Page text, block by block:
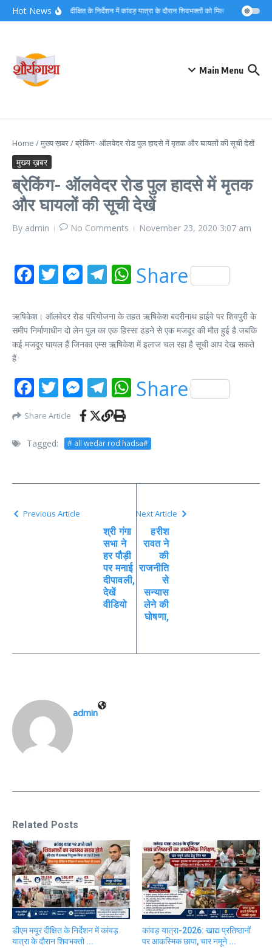
Skip to content
Hot Newsडीएम मयूर दीक्षित के निर्देशन में कांवड़ यात्रा के दौरान शिवभक्तों को मिल रहा त्वरित
Main Menu
Home /मुख्य ख़बर/ब्रेकिंग- ऑलवेदर रोड पुल हादसे में मृतक और घायलों की सूची देखें
मुख्य ख़बर
ब्रेकिंग- ऑलवेदर रोड पुल हादसे में मृतक
और घायलों की सूची देखें
By admin No Comments November 23, 2020 3:07 am
Facebook
Twitter
Messenger
Telegram
WhatsApp
Share
ऋषिकेश। ऑलवेदर रोड परियोजना के तहत ऋषिकेश बदरीनाथ हाईवे पर शिवपुरी के
समीप निर्माणाधीन दो लेन पुल का एक हिस्सा ढहने से एक मजदूर की मौत हुई है जबकि
कई मजदूर घायल हैं जिनका एम्स ऋषिकेश में इलाज चल रहा है सूची आप देख सकते
हैं
Facebook
Twitter
Messenger
Telegram
WhatsApp
Share
Share Article
Tagged: # all wedar rod hadsa#
Previous Article
श्री गंगा
सभा ने
हर पौड़ी
पर मनाई
दीपावली,
देखें
वीडियो
Next Article
हरीश
रावत ने
की
राजनीति
से
सन्यास
लेने की
घोषणा,
admin
Related Posts
डीएम मयूर दीक्षित के निर्देशन में कांवड़
यात्रा के दौरान शिवभक्तो ...
कांवड़ यात्रा-2026: खाद्य प्रतिष्ठानों
पर आकस्मिक छापा, चार नमूने ...